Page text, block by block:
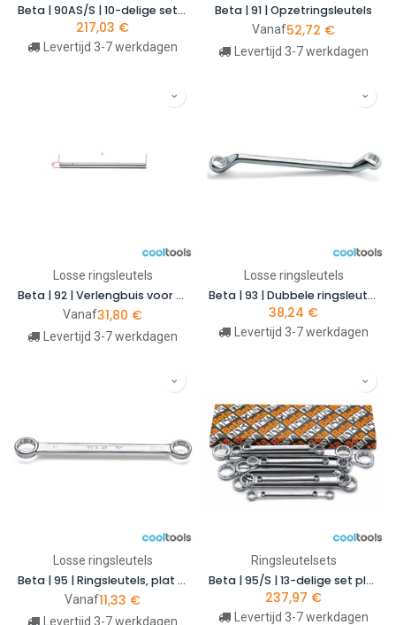
Beta | 90AS/S | 10-delige set diepgebogen ringsleutels in inch-maten | 000900300
217,03 €
Levertijd 3-7 werkdagen
Beta | 91 | Opzetringsleutels
Vanaf52,72 €
Levertijd 3-7 werkdagen
Losse ringsleutels
Beta | 92 | Verlengbuis voor opzetringsleutels model 91
Vanaf31,80 €
Levertijd 3-7 werkdagen
Losse ringsleutels
Beta | 93 | Dubbele ringsleutel voor verzonken moeren | 000930021
38,24 €
Levertijd 3-7 werkdagen
Losse ringsleutels
Beta | 95 | Ringsleutels, plat model
Vanaf11,33 €
Levertijd 3-7 werkdagen
Ringsleutelsets
Beta | 95/S | 13-delige set platte rechte ringsleutels, metrisch | 000950179
237,97 €
Levertijd 3-7 werkdagen